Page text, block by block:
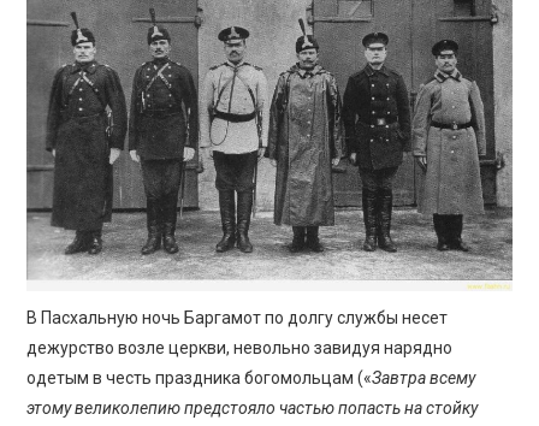
В Пасхальную ночь Баргамот по долгу службы несет
дежурство возле церкви, невольно завидуя нарядно
одетым в честь праздника богомольцам («Завтра всему
этому великолепию предстояло частью попасть на стойку